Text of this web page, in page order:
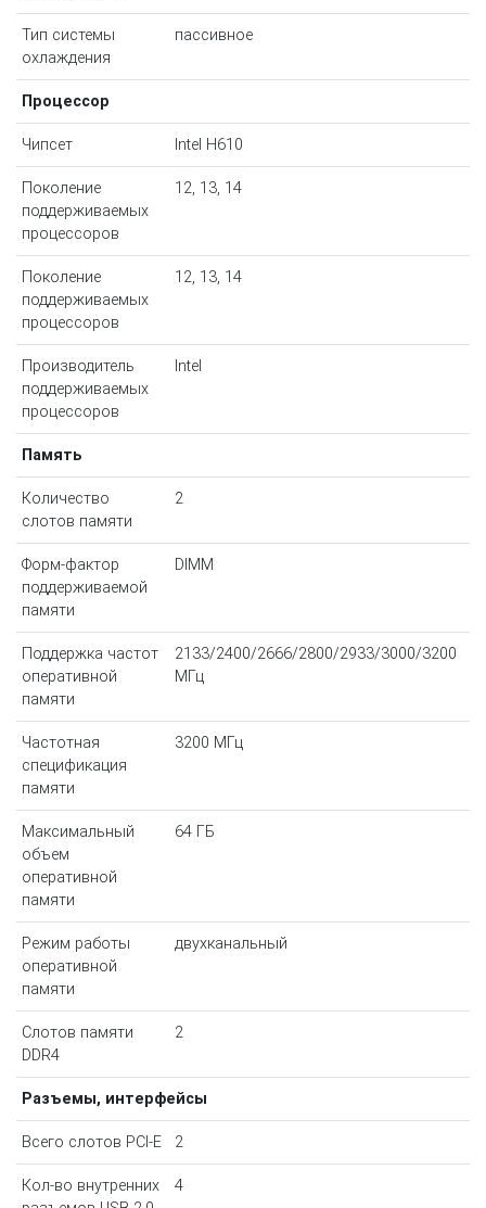
Тип системы
охлаждения
пассивное
Процессор
Чипсет Intel H610
Поколение
поддерживаемых
процессоров
12, 13, 14
Поколение
поддерживаемых
процессоров
12, 13, 14
Производитель
поддерживаемых
процессоров
Intel
Память
Количество
слотов памяти
2
Форм-фактор
поддерживаемой
памяти
DIMM
Поддержка частот
оперативной
памяти
2133/2400/2666/2800/2933/3000/3200
МГц
Частотная
спецификация
памяти
3200 МГц
Максимальный
объем
оперативной
памяти
64 ГБ
Режим работы
оперативной
памяти
двухканальный
Слотов памяти
DDR4
2
Разъемы, интерфейсы
Всего слотов PCI-E 2
Кол-во внутренних
4